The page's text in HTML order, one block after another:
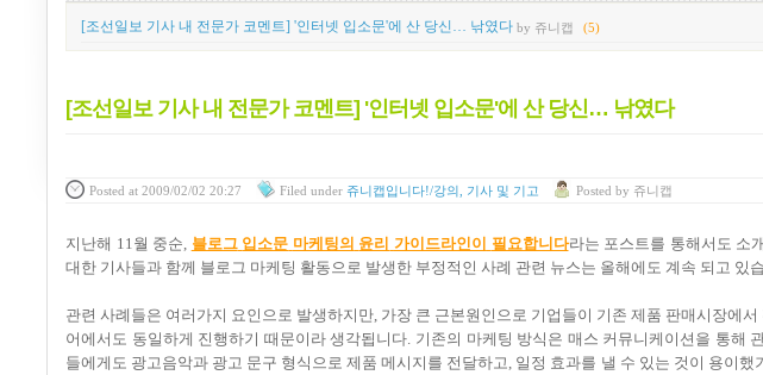
[조선일보 기사 내 전문가 코멘트] '인터넷 입소문'에 산 당신… 낚였다 by 쥬니캡 (5)
[조선일보 기사 내 전문가 코멘트] '인터넷 입소문'에 산 당신… 낚였다
Posted at 2009/02/02 20:27 Filed under 쥬니캡입니다!/강의, 기사 및 기고 Posted by 쥬니캡
지난해 11월 중순, 블로그 입소문 마케팅의 윤리 가이드라인이 필요합니다라는 포스트를 통해서도 소
대한 기사들과 함께 블로그 마케팅 활동으로 발생한 부정적인 사례 관련 뉴스는 올해에도 계속 되고 있
관련 사례들은 여러가지 요인으로 발생하지만, 가장 큰 근본원인으로 기업들이 기존 제품 판매시장에
어에서도 동일하게 진행하기 때문이라 생각됩니다. 기존의 마케팅 방식은 매스 커뮤니케이션을 통해
들에게도 광고음악과 광고 문구 형식으로 제품 메시지를 전달하고, 일정 효과를 낼 수 있는 것이 용이